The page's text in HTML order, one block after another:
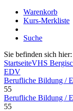
Warenkorb
Kurs-Merkliste
Suche
Sie befinden sich hier:
StartseiteVHS
EDV
Berufliche Bildung /
55
Berufliche Bildung /
55